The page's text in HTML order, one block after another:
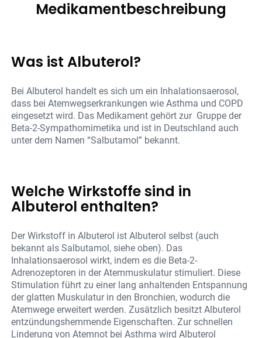
Medikamentbeschreibung
Was ist Albuterol?
Bei Albuterol handelt es sich um ein Inhalationsaerosol,
dass bei Atemwegserkrankungen wie Asthma und COPD
eingesetzt wird. Das Medikament gehört zur Gruppe der
Beta-2-Sympathomimetika und ist in Deutschland auch
unter dem Namen “Salbutamol” bekannt.
Welche Wirkstoffe sind in
Albuterol enthalten?
Der Wirkstoff in Albuterol ist Albuterol selbst (auch
bekannt als Salbutamol, siehe oben). Das
Inhalationsaerosol wirkt, indem es die Beta-2-
Adrenozeptoren in der Atemmuskulatur stimuliert. Diese
Stimulation führt zu einer lang anhaltenden Entspannung
der glatten Muskulatur in den Bronchien, wodurch die
Atemwege erweitert werden. Zusätzlich besitzt Albuterol
entzündungshemmende Eigenschaften. Zur schnellen
Linderung von Atemnot bei Asthma wird Albuterol